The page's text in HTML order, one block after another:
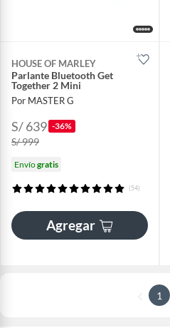
HOUSE OF MARLEY
Parlante Bluetooth Get
Together 2 Mini
Por MASTER G
S/ 639 -36%
S/ 999
Envíogratis
(54)
Agregar
1